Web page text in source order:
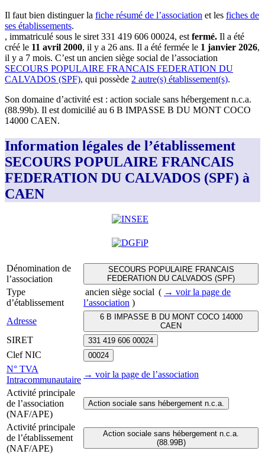
Il faut bien distinguer la fiche résumé de l’association et les fiches de
ses établissements.
, immatriculé sous le siret 331 419 606 00024, est fermé. Il a été
créé le 11 avril 2000, il y a 26 ans. Il a été fermée le 1 janvier 2026,
il y a 7 mois. C’est un ancien siège social de l’association
SECOURS POPULAIRE FRANCAIS FEDERATION DU
CALVADOS (SPF), qui possède 2 autre(s) établissement(s).
Son domaine d’activité est : action sociale sans hébergement n.c.a.
(88.99b). Il est domicilié au 6 B IMPASSE B DU MONT COCO
14000 CAEN.
Information légales de l’établissement
SECOURS POPULAIRE FRANCAIS
FEDERATION DU CALVADOS (SPF) à
CAEN
Dénomination de
l’association
SECOURS POPULAIRE FRANCAIS
FEDERATION DU CALVADOS (SPF)
Type
d’établissement
ancien siège social ( → voir la page de
l’association )
Adresse
6 B IMPASSE B DU MONT COCO 14000
CAEN
SIRET 331 419 606 00024
Clef NIC 00024
N° TVA
Intracommunautaire
→ voir la page de l’association
Activité principale
de l’association
(NAF/APE)
Action sociale sans hébergement n.c.a.
Activité principale
de l’établissement
(NAF/APE)
Action sociale sans hébergement n.c.a.
(88.99B)